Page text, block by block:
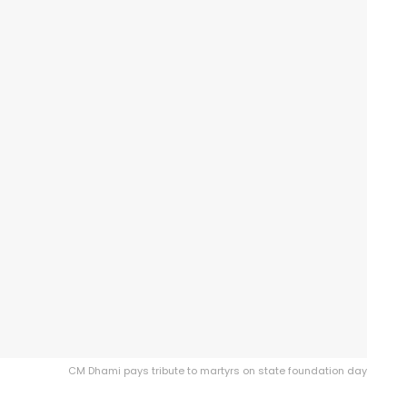
CM Dhami pays tribute to martyrs on state foundation day